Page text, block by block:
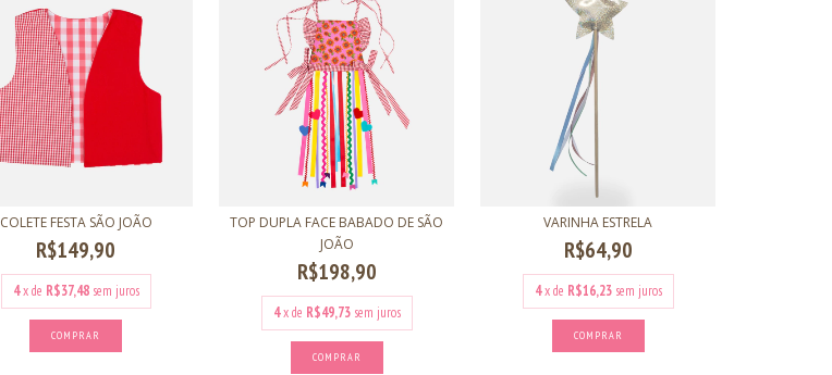
COLETE FESTA SÃO JOÃO
R$149,90
4 x de R$37,48 sem juros
COMPRAR
TOP DUPLA FACE BABADO DE SÃO
JOÃO
R$198,90
4x de R$49,73 sem juros
COMPRAR
VARINHA ESTRELA
R$64,90
4 x de R$16,23 sem juros
COMPRAR